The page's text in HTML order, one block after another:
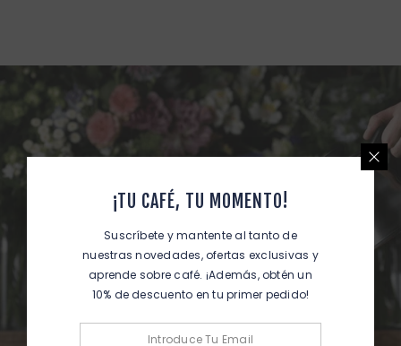
¡TU CAFÉ, TU MOMENTO!
Suscríbete y mantente al tanto de
nuestras novedades, ofertas exclusivas y
aprende sobre café. ¡Además, obtén un
10% de descuento en tu primer pedido!